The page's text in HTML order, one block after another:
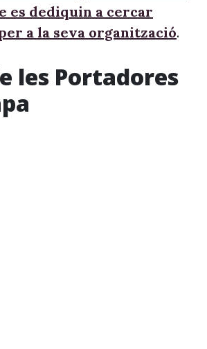
es dediquin a cercar
a la seva organització.
les Portadores